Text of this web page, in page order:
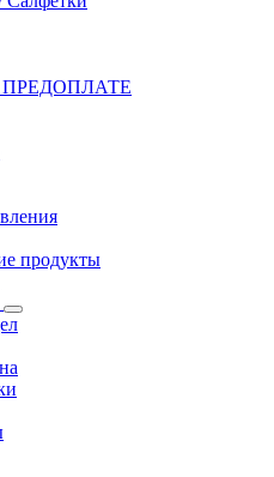
ПРЕДОПЛАТЕ
продукты